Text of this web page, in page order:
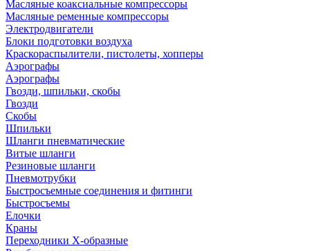
Масляные коаксиальные компрессоры
Масляные ременные компрессоры
Электродвигатели
Блоки подготовки воздуха
Краскораспылители, пистолеты, хопперы
Аэрографы
Аэрографы
Гвозди, шпильки, скобы
Гвозди
Скобы
Шпильки
Шланги пневматические
Витые шланги
Резиновые шланги
Пневмотрубки
Быстросъемные соединения и фитинги
Быстросъемы
Елочки
Краны
Переходники Х-образные